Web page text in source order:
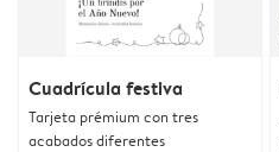
Cuadrícula festiva
Tarjeta prémium con tres
acabados diferentes